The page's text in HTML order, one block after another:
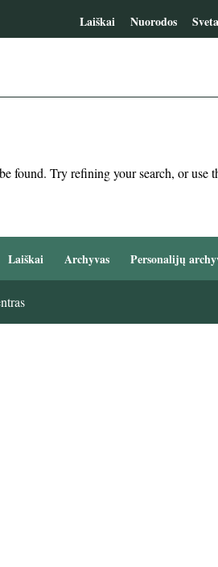
Laiškai Nuorodos
found. Try refining your search, or use
Laiškai Archyvas Personalijų